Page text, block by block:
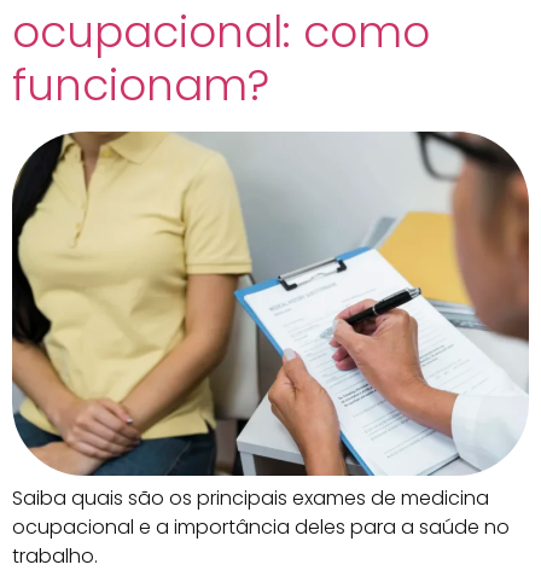
ocupacional: como
funcionam?
Saiba quais são os principais exames de medicina
ocupacional e a importância deles para a saúde no
trabalho.